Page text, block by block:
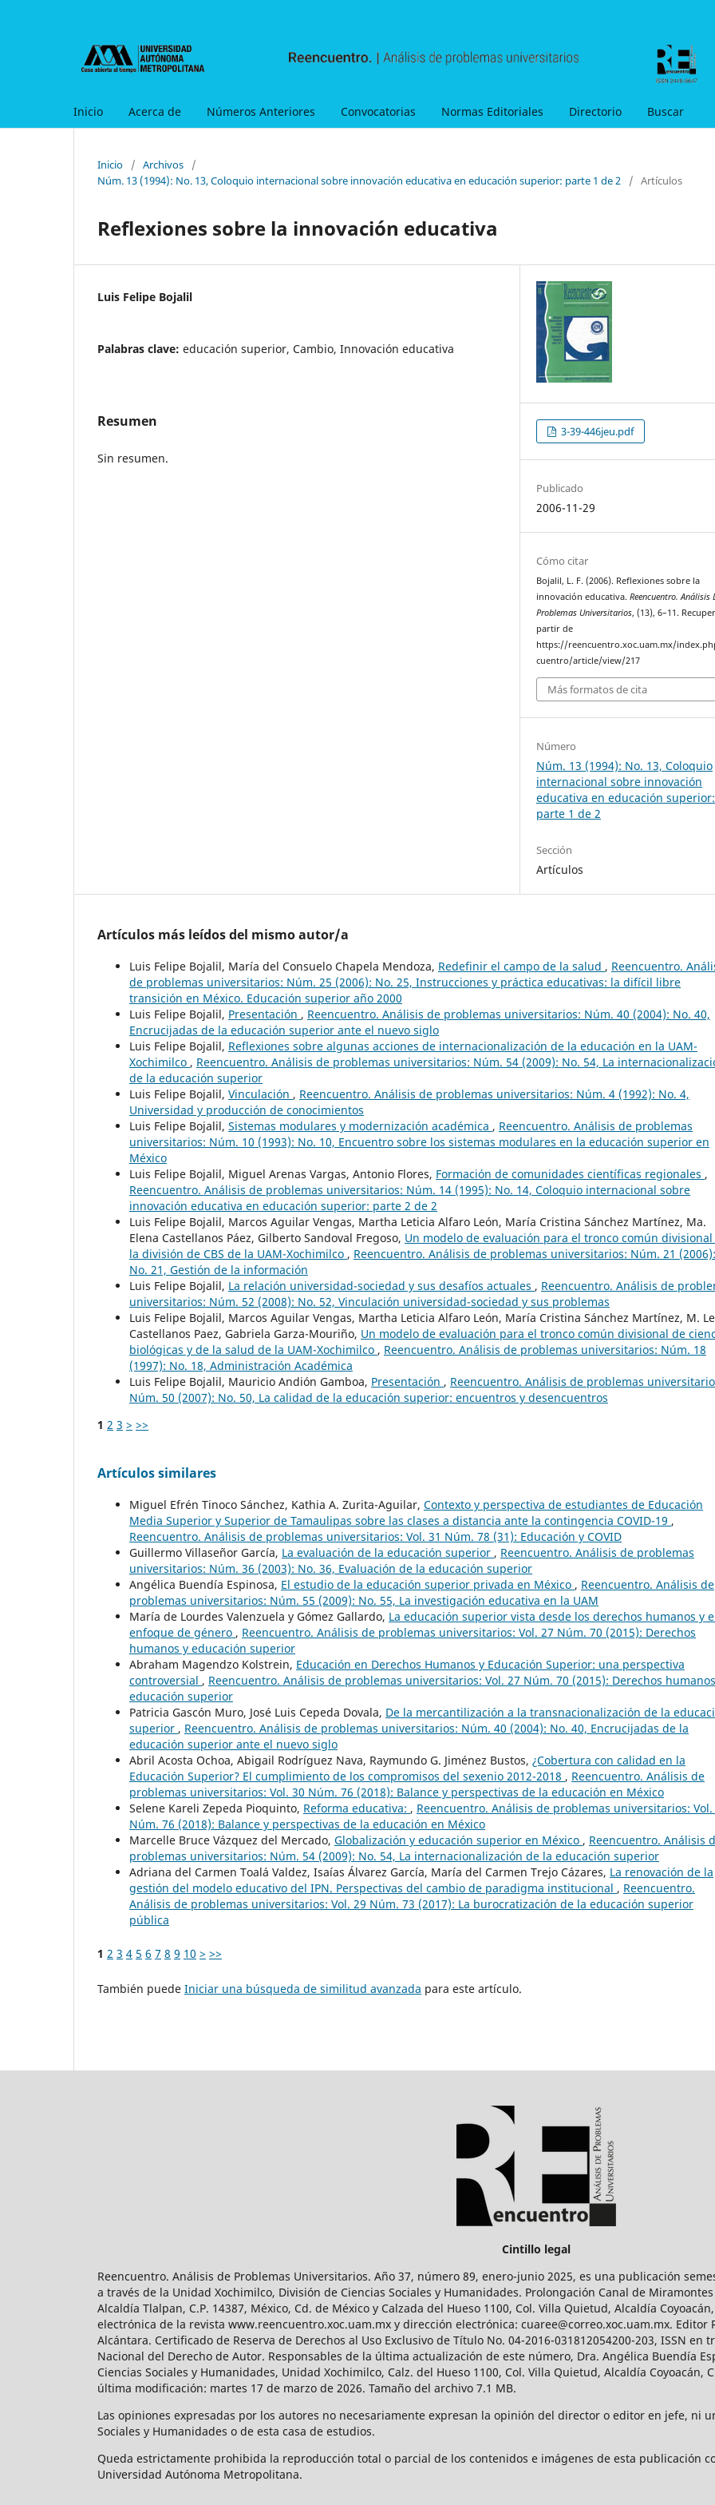
Inicio Acerca de Números Anteriores Convocatorias Normas Editoriales Directorio Buscar
Inicio / Archivos
/
Núm. 13 (1994): No. 13, Coloquio internacional sobre innovación educativa en educación superior: parte 1 de 2
/ Artículos
Reflexiones sobre la innovación educativa
Luis Felipe Bojalil
Palabras clave: educación superior, Cambio, Innovación educativa
Resumen
Sin resumen.
3-39-446jeu.pdf
Publicado
2006-11-29
Cómo citar
Bojalil, L. F. (2006). Reflexiones sobre la
innovación educativa.Reencuentro. Análisis
Problemas Universitarios, (13), 6–11.
partir de
https://reencuentro.xoc.uam.mx/
cuentro/article/view/217
Más formatos de cita
Número
Núm. 13 (1994): No. 13, Coloquio
internacional sobre innovación
educativa en educación superior:
parte 1 de 2
Sección
Artículos
Artículos más leídos del mismo autor/a
Luis Felipe Bojalil, María del Consuelo Chapela Mendoza, Redefinir el campo de la salud , Reencuentro.
de problemas universitarios: Núm. 25 (2006): No. 25, Instrucciones y práctica educativas: la difícil libre
transición en México. Educación superior año 2000
Luis Felipe Bojalil, Presentación , Reencuentro. Análisis de problemas universitarios: Núm. 40 (2004): No. 40,
Encrucijadas de la educación superior ante el nuevo siglo
Luis Felipe Bojalil, Reflexiones sobre algunas acciones de internacionalización de la educación en la UAM-
Xochimilco , Reencuentro. Análisis de problemas universitarios: Núm. 54 (2009): No. 54, La
de la educación superior
Luis Felipe Bojalil, Vinculación , Reencuentro. Análisis de problemas universitarios: Núm. 4 (1992): No. 4,
Universidad y producción de conocimientos
Luis Felipe Bojalil, Sistemas modulares y modernización académica , Reencuentro. Análisis de problemas
universitarios: Núm. 10 (1993): No. 10, Encuentro sobre los sistemas modulares en la educación superior en
México
Luis Felipe Bojalil, Miguel Arenas Vargas, Antonio Flores, Formación de comunidades científicas regionales ,
Reencuentro. Análisis de problemas universitarios: Núm. 14 (1995): No. 14, Coloquio internacional sobre
innovación educativa en educación superior: parte 2 de 2
Luis Felipe Bojalil, Marcos Aguilar Vengas, Martha Leticia Alfaro León, María Cristina Sánchez Martínez, Ma.
Elena Castellanos Páez, Gilberto Sandoval Fregoso, Un modelo de evaluación para el tronco común
la división de CBS de la UAM-Xochimilco , Reencuentro. Análisis de problemas universitarios: Núm. 21 (2006):
No. 21, Gestión de la información
Luis Felipe Bojalil, La relación universidad-sociedad y sus desafíos actuales , Reencuentro. Análisis de
universitarios: Núm. 52 (2008): No. 52, Vinculación universidad-sociedad y sus problemas
Luis Felipe Bojalil, Marcos Aguilar Vengas, Martha Leticia Alfaro León, María Cristina Sánchez Martínez, M.
Castellanos Paez, Gabriela Garza-Mouriño, Un modelo de evaluación para el tronco común divisional de
biológicas y de la salud de la UAM-Xochimilco , Reencuentro. Análisis de problemas universitarios: Núm. 18
(1997): No. 18, Administración Académica
Luis Felipe Bojalil, Mauricio Andión Gamboa, Presentación , Reencuentro. Análisis de problemas
Núm. 50 (2007): No. 50, La calidad de la educación superior: encuentros y desencuentros
1 2 3 > >>
Artículos similares
Miguel Efrén Tinoco Sánchez, Kathia A. Zurita-Aguilar, Contexto y perspectiva de estudiantes de Educación
Media Superior y Superior de Tamaulipas sobre las clases a distancia ante la contingencia COVID-19 ,
Reencuentro. Análisis de problemas universitarios: Vol. 31 Núm. 78 (31): Educación y COVID
Guillermo Villaseñor García, La evaluación de la educación superior , Reencuentro. Análisis de problemas
universitarios: Núm. 36 (2003): No. 36, Evaluación de la educación superior
Angélica Buendía Espinosa, El estudio de la educación superior privada en México , Reencuentro. Análisis de
problemas universitarios: Núm. 55 (2009): No. 55, La investigación educativa en la UAM
María de Lourdes Valenzuela y Gómez Gallardo, La educación superior vista desde los derechos humanos y
enfoque de género , Reencuentro. Análisis de problemas universitarios: Vol. 27 Núm. 70 (2015): Derechos
humanos y educación superior
Abraham Magendzo Kolstrein, Educación en Derechos Humanos y Educación Superior: una perspectiva
controversial , Reencuentro. Análisis de problemas universitarios: Vol. 27 Núm. 70 (2015): Derechos
educación superior
Patricia Gascón Muro, José Luis Cepeda Dovala, De la mercantilización a la transnacionalización de la
superior , Reencuentro. Análisis de problemas universitarios: Núm. 40 (2004): No. 40, Encrucijadas de la
educación superior ante el nuevo siglo
Abril Acosta Ochoa, Abigail Rodríguez Nava, Raymundo G. Jiménez Bustos, ¿Cobertura con calidad en la
Educación Superior? El cumplimiento de los compromisos del sexenio 2012-2018 , Reencuentro. Análisis de
problemas universitarios: Vol. 30 Núm. 76 (2018): Balance y perspectivas de la educación en México
Selene Kareli Zepeda Pioquinto, Reforma educativa: , Reencuentro. Análisis de problemas universitarios: Vol.
Núm. 76 (2018): Balance y perspectivas de la educación en México
Marcelle Bruce Vázquez del Mercado, Globalización y educación superior en México , Reencuentro. Análisis
problemas universitarios: Núm. 54 (2009): No. 54, La internacionalización de la educación superior
Adriana del Carmen Toalá Valdez, Isaías Álvarez García, María del Carmen Trejo Cázares, La renovación de la
gestión del modelo educativo del IPN. Perspectivas del cambio de paradigma institucional , Reencuentro.
Análisis de problemas universitarios: Vol. 29 Núm. 73 (2017): La burocratización de la educación superior
pública
1 2 3 4 5 6 7 8 9 10 > >>
También puede Iniciar una búsqueda de similitud avanzada para este artículo.
Cintillo legal
Reencuentro. Análisis de Problemas Universitarios. Año 37, número 89, enero-junio 2025, es una publicación
a través de la Unidad Xochimilco, División de Ciencias Sociales y Humanidades. Prolongación Canal de Miramontes
Alcaldía Tlalpan, C.P. 14387, México, Cd. de México y Calzada del Hueso 1100, Col. Villa Quietud, Alcaldía
electrónica de la revista www.reencuentro.xoc.uam.mx y dirección electrónica: cuaree@correo.xoc.uam.mx. Editor
Alcántara. Certificado de Reserva de Derechos al Uso Exclusivo de Título No. 04-2016-031812054200-203, ISSN
Nacional del Derecho de Autor. Responsables de la última actualización de este número, Dra. Angélica Buendía
Ciencias Sociales y Humanidades, Unidad Xochimilco, Calz. del Hueso 1100, Col. Villa Quietud, Alcaldía Coyoacán,
última modificación: martes 17 de marzo de 2026. Tamaño del archivo 7.1 MB.
Las opiniones expresadas por los autores no necesariamente expresan la opinión del director o editor en jefe, ni
Sociales y Humanidades o de esta casa de estudios.
Queda estrictamente prohibida la reproducción total o parcial de los contenidos e imágenes de esta publicación
Universidad Autónoma Metropolitana.